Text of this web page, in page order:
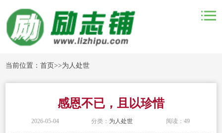
当前位置：首页>>为人处世
感恩不已，且以珍惜
2026-05-04 分类： 为人处世 阅读：49